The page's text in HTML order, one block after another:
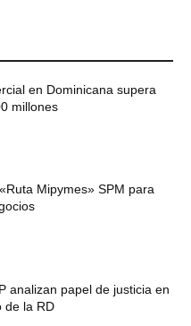
en Dominicana supera
millones
Mipymes» SPM para
analizan papel de justicia en
de la RD